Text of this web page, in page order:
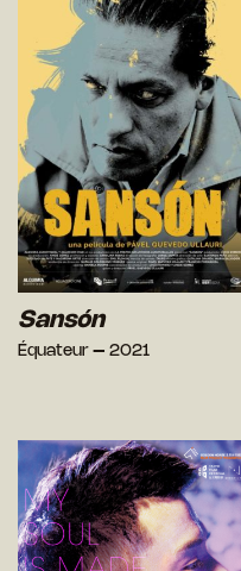
Sansón
Équateur – 2021